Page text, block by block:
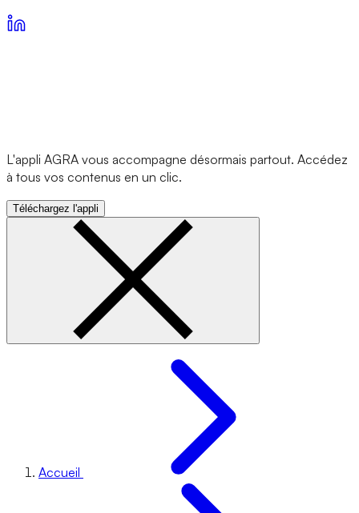
L'appli AGRA vous accompagne désormais partout. Accédez
à tous vos contenus en un clic.
Téléchargez l'appli
Accueil